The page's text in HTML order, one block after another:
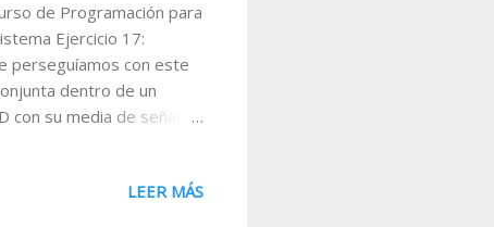
de Programación para
Ejercicio 17:
perseguíamos con este
dentro de un
su media de señal y
señal del negocio en
LEER MÁS